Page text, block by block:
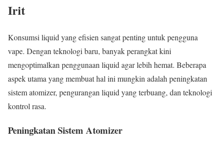
Irit
Konsumsi liquid yang efisien sangat penting untuk pengguna
vape. Dengan teknologi baru, banyak perangkat kini
mengoptimalkan penggunaan liquid agar lebih hemat. Beberapa
aspek utama yang membuat hal ini mungkin adalah peningkatan
sistem atomizer, pengurangan liquid yang terbuang, dan teknologi
kontrol rasa.
Peningkatan Sistem Atomizer